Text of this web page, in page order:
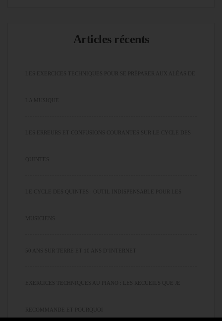
Articles récents
LES EXERCICES TECHNIQUES POUR SE PRÉPARER AUX ALÉAS DE
LA MUSIQUE
LES ERREURS ET CONFUSIONS COURANTES SUR LE CYCLE DES
QUINTES
LE CYCLE DES QUINTES : OUTIL INDISPENSABLE POUR LES
MUSICIENS
50 ANS SUR TERRE ET 10 ANS D’INTERNET
EXERCICES TECHNIQUES AU PIANO : LES RECUEILS QUE JE
RECOMMANDE ET POURQUOI